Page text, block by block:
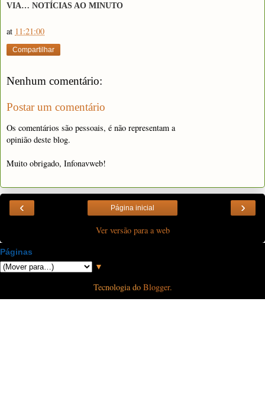
VIA… NOTÍCIAS AO MINUTO
at 11:21:00
Compartilhar
Nenhum comentário:
Postar um comentário
Os comentários são pessoais, é não representam a
opinião deste blog.
Muito obrigado, Infonavweb!
‹ ›
Página inicial
Ver versão para a web
Páginas
▼
Tecnologia do Blogger.